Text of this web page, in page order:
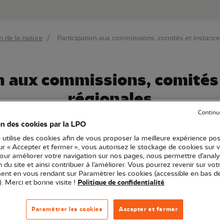
Aller à la
de la nature Participation aux commissions, comités et
commissions,
régionales
chaque année à de nombreuses commissions,
naturaliste et son engagement en faveur de
que la voix de la Nature puisse résonner dans les
pour la biodiversité
très variées : aménagement du territoire
des cookies par la LPO
utilise des cookies afin de vous proposer la meilleure expérience
« Accepter et fermer », vous autorisez le stockage de cookies sur
améliorer votre navigation sur nos pages, nous permettre
du site et ainsi contribuer à l’améliorer. Vous pourrez revenir sur
en vous rendant sur Paramétrer les cookies (accessible en bas
Merci et bonne visite ! Politique de confidentialité
Accepter et fermer
Paramétrer les cookies